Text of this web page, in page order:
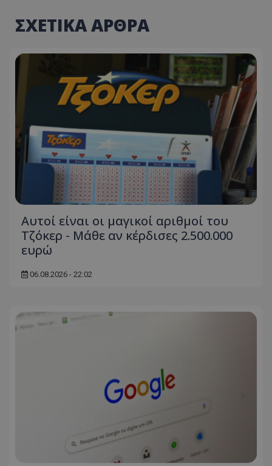
ΣΧΕΤΙΚΑ ΑΡΘΡΑ
Αυτοί είναι οι μαγικοί αριθμοί του
Τζόκερ - Μάθε αν κέρδισες 2.500.000
ευρώ
06.08.2026 - 22:02